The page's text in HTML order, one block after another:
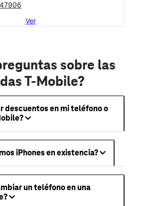
Ver
sobre las
T-Mobile?
descuentos en mi teléfono o
iPhones en existencia?
un teléfono en una